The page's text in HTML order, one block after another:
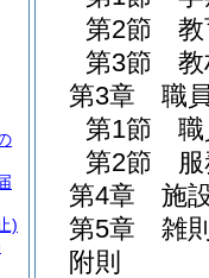
第2節
第3節
第3章
職
第1節
第2節
第4章
施
第5章
雑
附則
)